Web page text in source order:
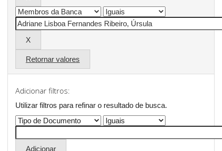
Retornar valores
Adicionar filtros:
Utilizar filtros para refinar o resultado de busca.